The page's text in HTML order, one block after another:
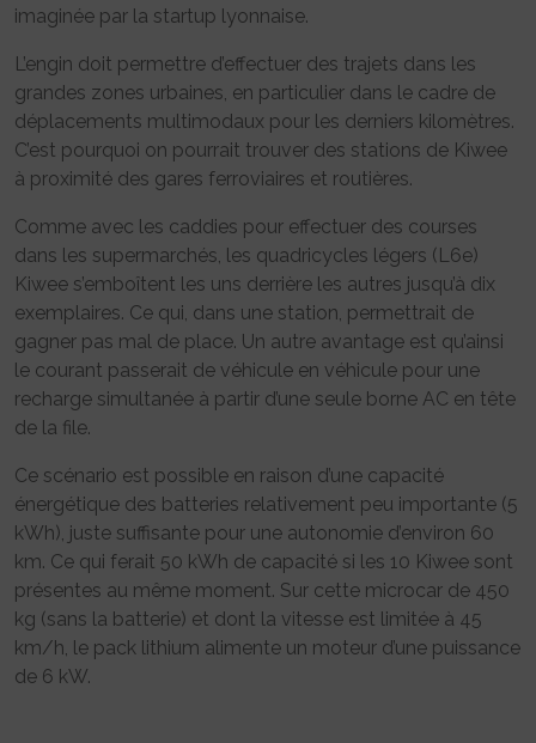
imaginée par la startup lyonnaise.
L’engin doit permettre d’effectuer des trajets dans les
grandes zones urbaines, en particulier dans le cadre de
déplacements multimodaux pour les derniers kilomètres.
C’est pourquoi on pourrait trouver des stations de Kiwee
à proximité des gares ferroviaires et routières.
Comme avec les caddies pour effectuer des courses
dans les supermarchés, les quadricycles légers (L6e)
Kiwee s’emboîtent les uns derrière les autres jusqu’à dix
exemplaires. Ce qui, dans une station, permettrait de
gagner pas mal de place. Un autre avantage est qu’ainsi
le courant passerait de véhicule en véhicule pour une
recharge simultanée à partir d’une seule borne AC en tête
de la file.
Ce scénario est possible en raison d’une capacité
énergétique des batteries relativement peu importante (5
kWh), juste suffisante pour une autonomie d’environ 60
km. Ce qui ferait 50 kWh de capacité si les 10 Kiwee sont
présentes au même moment. Sur cette microcar de 450
kg (sans la batterie) et dont la vitesse est limitée à 45
km/h, le pack lithium alimente un moteur d’une puissance
de 6 kW.